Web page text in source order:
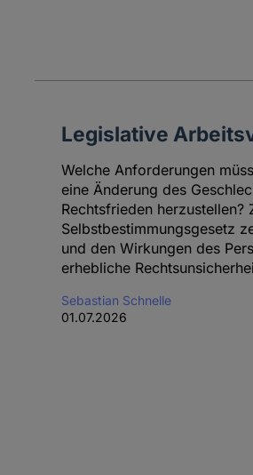
Legislative
Welche Anforderungen
eine Änderung des
Rechtsfrieden
Selbstbestimmungsgesetz
und den Wirkungen des
erhebliche
Sebastian Schnelle
01.07.2026